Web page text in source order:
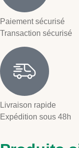
Paiement sécurisé
Transaction sécurisé
Livraison rapide
Expédition sous 48h